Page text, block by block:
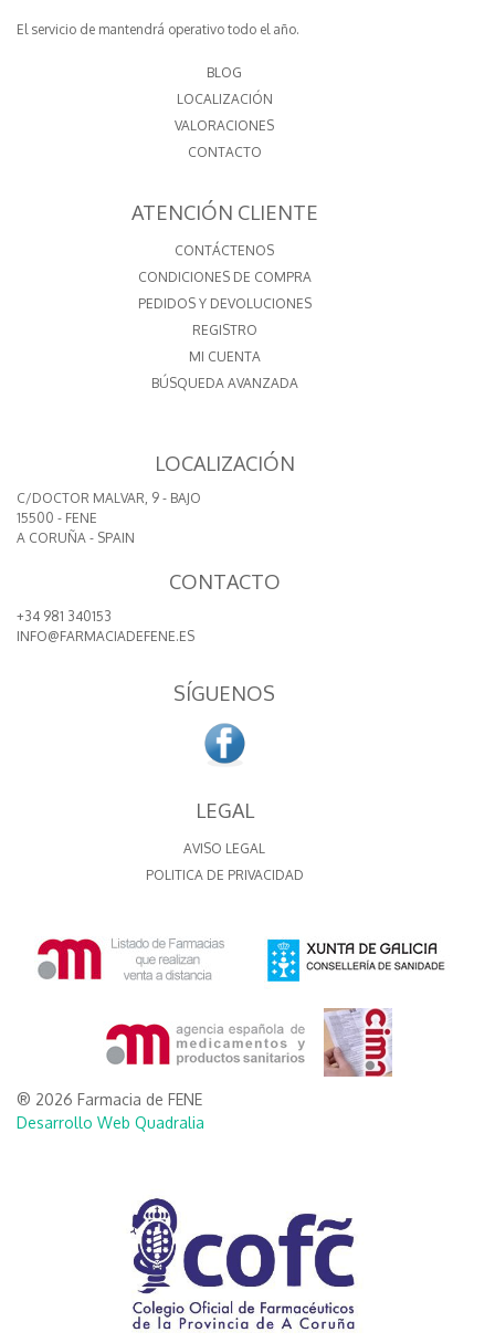
El servicio de mantendrá operativo todo el año.
BLOG
LOCALIZACIÓN
VALORACIONES
CONTACTO
ATENCIÓN CLIENTE
CONTÁCTENOS
CONDICIONES DE COMPRA
PEDIDOS Y DEVOLUCIONES
REGISTRO
MI CUENTA
BÚSQUEDA AVANZADA
LOCALIZACIÓN
C/DOCTOR MALVAR, 9 - BAJO
15500 - FENE
A CORUÑA - SPAIN
CONTACTO
+34 981 340153
INFO@FARMACIADEFENE.ES
SÍGUENOS
LEGAL
AVISO LEGAL
POLITICA DE PRIVACIDAD
® 2026 Farmacia de FENE
Desarrollo Web Quadralia